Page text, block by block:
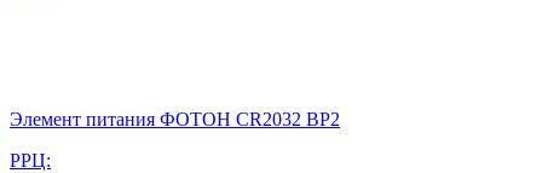
Элемент питания ФОТОН CR2032 BP2
РРЦ: